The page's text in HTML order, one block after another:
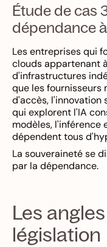
Étude de cas
dépendance
Les entreprises qui
clouds appartenant
d'infrastructures
que les fournisseurs
d'accès, l'innovation
qui explorent l'IA
modèles, l'inférence
dépendent tous
La souveraineté se
par la dépendance.
Les
législation